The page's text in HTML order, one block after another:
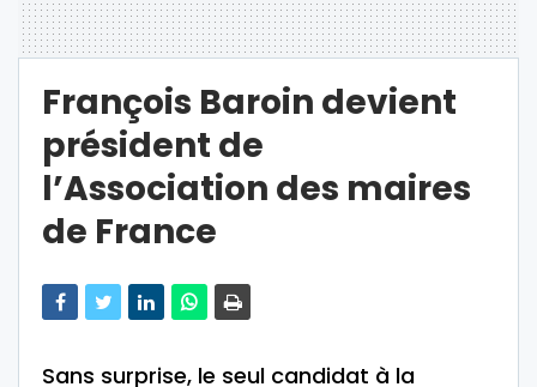
François Baroin devient
président de
l’Association des maires
de France
Sans surprise, le seul candidat à la